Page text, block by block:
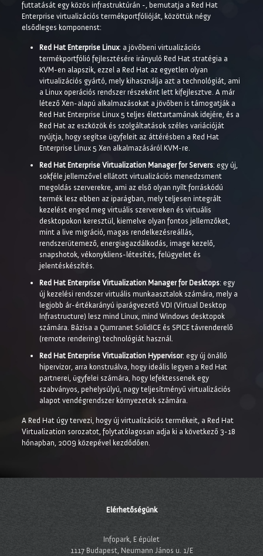
futtatását egy közös infrastruktúrán -, bemutatja a Red Hat
Enterprise virtualizációs termékportfólióját, közöttük négy
elsődleges komponenst:
Red Hat Enterprise Linux: a jövőbeni virtualizációs
termékportfólió fejlesztésére irányuló Red Hat stratégia a
KVM-en alapszik, ezzel a Red Hat az egyetlen olyan
virtualizációs gyártó, mely kihasználja azt a technológiát, ami
a Linux operációs rendszer részeként lett kifejlesztve. A már
létező Xen-alapú alkalmazásokat a jövőben is támogatják a
Red Hat Enterprise Linux 5 teljes élettartamának idejére, és a
Red Hat az eszközök és szolgáltatások széles variációját
nyújtja, hogy segítse ügyfeleit az áttérésben a Red Hat
Enterprise Linux 5 Xen alkalmazásáról KVM-re.
Red Hat Enterprise Virtualization Manager for Servers: egy új,
sokféle jellemzővel ellátott virtualizációs menedzsment
megoldás szerverekre, ami az első olyan nyílt forráskódú
termék lesz ebben az iparágban, mely teljesen integrált
kezelést enged meg virtuális szervereken és virtuális
desktopokon keresztül, kiemelve olyan fontos jellemzőket,
mint a live migráció, magas rendelkezésreállás,
rendszerütemező, energiagazdálkodás, image kezelő,
snapshotok, vékonykliens-létesítés, felügyelet és
jelentéskészítés.
Red Hat Enterprise Virtualization Manager for Desktops: egy
új kezelési rendszer virtuális munkaasztalok számára, mely a
legjobb ár-értékarányú iparágvezető VDI (Virtual Desktop
Infrastructure) lesz mind Linux, mind Windows desktopok
számára. Bázisa a Qumranet SolidICE és SPICE távrenderelő
(remote rendering) technológiát használ.
Red Hat Enterprise Virtualization Hypervisor: egy új önálló
hipervizor, arra konstruálva, hogy ideális legyen a Red Hat
partnerei, ügyfelei számára, hogy lefektessenek egy
szabványos, pehelysúlyú, nagy teljesítményű virtualizációs
alapot vendégrendszer környezetek számára.
A Red Hat úgy tervezi, hogy új virtualizációs termékeit, a Red Hat
Virtualization sorozatot, folytatólagosan adja ki a következő 3-18
hónapban, 2009 közepével kezdődően.
Elérhetőségünk
Infopark, E épület
1117 Budapest, Neumann János u. 1/E